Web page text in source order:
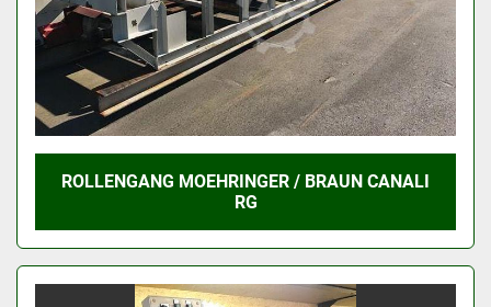
ROLLENGANG MOEHRINGER / BRAUN CANALI
RG